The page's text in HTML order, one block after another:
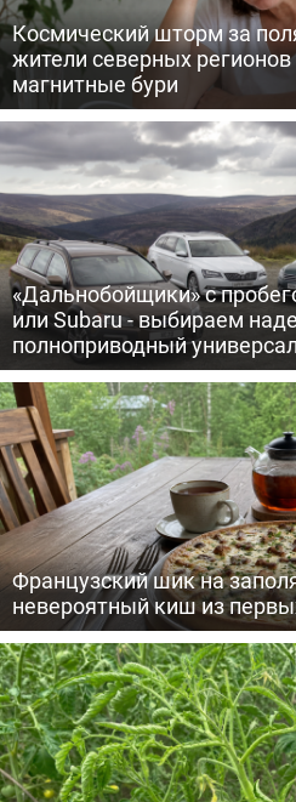
Космический шторм за
жители северных
магнитные бури
«Дальнобойщики» с
или Subaru - выбираем
полноприводный
Французский шик на
невероятный киш из